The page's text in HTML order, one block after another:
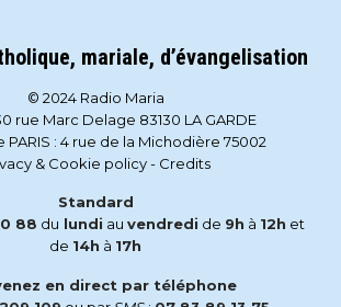
mariale, d’évangelisation
© 2024 Radio Maria
rue Marc Delage 83130 LA GARDE
PARIS : 4 rue de la Michodière 75002
& Cookie policy- Credits
Standard
88 du lundi au vendredi de 9h à 12h et
de 14h à 17h
en direct par téléphone